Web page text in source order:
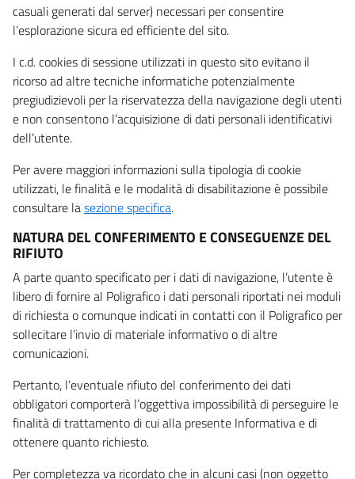
casuali generati dal server) necessari per consentire
l’esplorazione sicura ed efficiente del sito.
I c.d. cookies di sessione utilizzati in questo sito evitano il
ricorso ad altre tecniche informatiche potenzialmente
pregiudizievoli per la riservatezza della navigazione degli utenti
e non consentono l’acquisizione di dati personali identificativi
dell’utente.
Per avere maggiori informazioni sulla tipologia di cookie
utilizzati, le finalità e le modalità di disabilitazione è possibile
consultare lasezione specifica.
NATURA DEL CONFERIMENTO E CONSEGUENZE DEL
RIFIUTO
A parte quanto specificato per i dati di navigazione, l’utente è
libero di fornire al Poligrafico i dati personali riportati nei moduli
di richiesta o comunque indicati in contatti con il Poligrafico per
sollecitare l’invio di materiale informativo o di altre
comunicazioni.
Pertanto, l’eventuale rifiuto del conferimento dei dati
obbligatori comporterà l’oggettiva impossibilità di perseguire le
finalità di trattamento di cui alla presente Informativa e di
ottenere quanto richiesto.
Per completezza va ricordato che in alcuni casi (non oggetto